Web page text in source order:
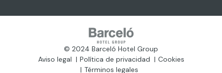
© 2024 Barceló Hotel Group
Aviso legal
Política de privacidad
Cookies
Términos legales